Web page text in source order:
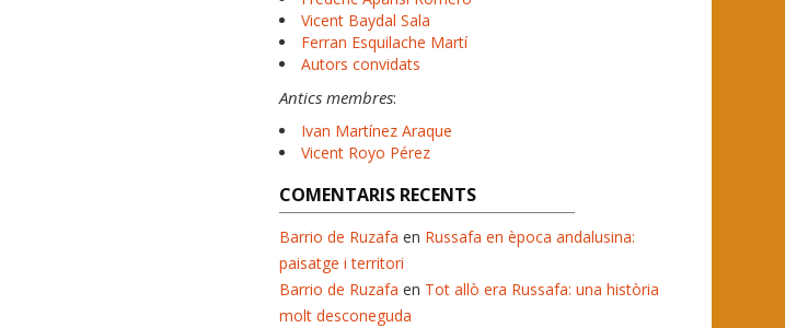
Vicent Baydal Sala
Ferran Esquilache Martí
Autors convidats
Antics membres:
Ivan Martínez Araque
Vicent Royo Pérez
COMENTARIS RECENTS
Barrio de Ruzafa en Russafa en època andalusina:
paisatge i territori
Barrio de Ruzafa en Tot allò era Russafa: una història
molt desconeguda